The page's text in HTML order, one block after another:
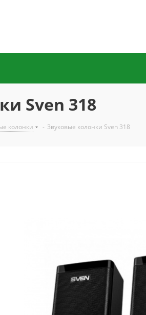
Sven 318
колонки - Звуковые колонки Sven 318